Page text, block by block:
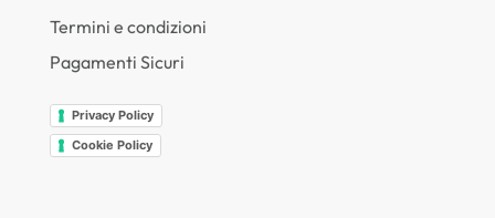
Termini e condizioni
Pagamenti Sicuri
Privacy Policy
Cookie Policy